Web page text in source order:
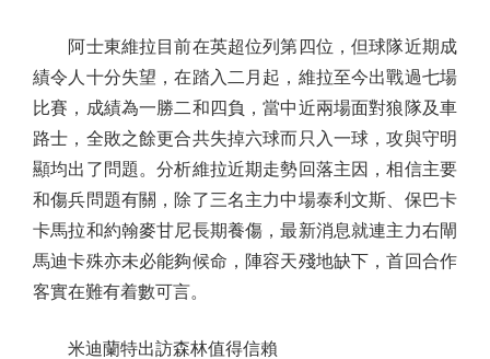
阿士東維拉目前在英超位列第四位，但球隊近期成
績令人十分失望，在踏入二月起，維拉至今出戰過七場
比賽，成績為一勝二和四負，當中近兩場面對狼隊及車
路士，全敗之餘更合共失掉六球而只入一球，攻與守明
顯均出了問題。分析維拉近期走勢回落主因，相信主要
和傷兵問題有關，除了三名主力中場泰利文斯、保巴卡
卡馬拉和約翰麥甘尼長期養傷，最新消息就連主力右閘
馬迪卡殊亦未必能夠候命，陣容天殘地缺下，首回合作
客實在難有着數可言。
米迪蘭特出訪森林值得信賴